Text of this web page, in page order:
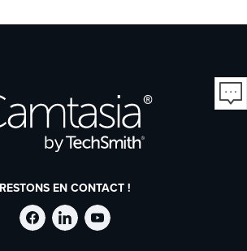
RESTONS EN CONTACT !
Suivre
SuivreSuivre